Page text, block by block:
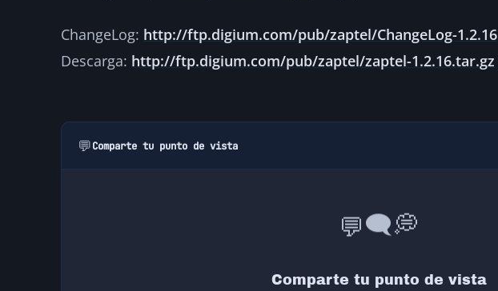
ChangeLog: http://ftp.digium.com/pub/zaptel/ChangeLog-1.2.16
Descarga: http://ftp.digium.com/pub/zaptel/zaptel-1.2.16.tar.gz
💬Comparte tu punto de vista
💬🗨️💭
Comparte tu punto de vista